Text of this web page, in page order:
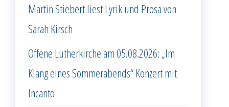
Martin Stiebert liest Lyrik und Prosa von
Sarah Kirsch
Offene Lutherkirche am 05.08.2026: „Im
Klang eines Sommerabends“ Konzert mit
Incanto